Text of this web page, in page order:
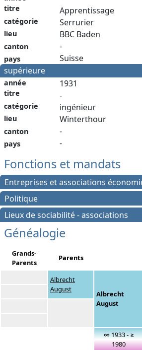
titre
catégorie
lieu
canton
pays
Apprentissage
Serrurier
BBC Baden
-
Suisse
supérieure
année
titre
catégorie
lieu
canton
pays
1931
-
ingénieur
Winterthour
-
-
Fonctions et mandats
Entreprises et associations
Politique
Lieux de sociabilité - associations
Généalogie
Grands-
Parents
Parents
Albrecht
August
Albrecht
August
∞ 1933 - ≥
1980